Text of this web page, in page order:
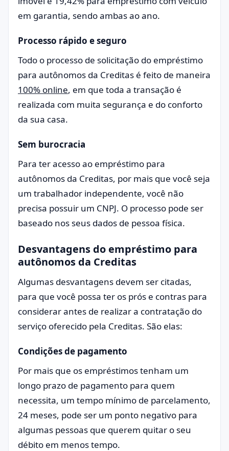
em garantia, sendo ambas ao ano.
Processo rápido e seguro
Todo o processo de solicitação do empréstimo
para autônomos da Creditas é feito de maneira
100% online, em que toda a transação é
realizada com muita segurança e do conforto
da sua casa.
Sem burocracia
Para ter acesso ao empréstimo para
autônomos da Creditas, por mais que você seja
um trabalhador independente, você não
precisa possuir um CNPJ. O processo pode ser
baseado nos seus dados de pessoa física.
Desvantagens do empréstimo para
autônomos da Creditas
Algumas desvantagens devem ser citadas,
para que você possa ter os prós e contras para
considerar antes de realizar a contratação do
serviço oferecido pela Creditas. São elas:
Condições de pagamento
Por mais que os empréstimos tenham um
longo prazo de pagamento para quem
necessita, um tempo mínimo de parcelamento,
24 meses, pode ser um ponto negativo para
algumas pessoas que querem quitar o seu
débito em menos tempo.